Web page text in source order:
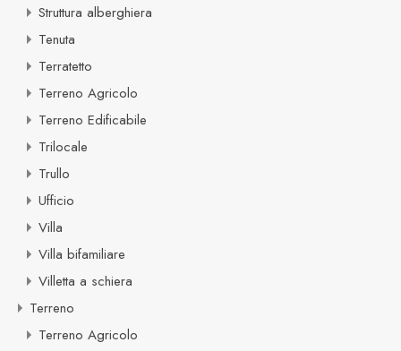
Struttura alberghiera
Tenuta
Terratetto
Terreno Agricolo
Terreno Edificabile
Trilocale
Trullo
Ufficio
Villa
Villa bifamiliare
Villetta a schiera
Terreno
Terreno Agricolo